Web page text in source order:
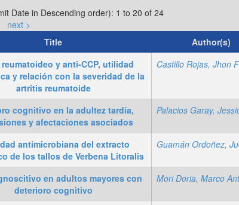
Date in Descending order): 1 to 20 of 24
next >
Title
Author(s)
y anti-CCP, utilidad
y relación con la severidad de la
artritis reumatoide
cognitivo en la adultez tardía,
y afectaciones asociados
antimicrobiana del extracto
de los tallos de Verbena Litoralis
en adultos mayores con
deterioro cognitivo